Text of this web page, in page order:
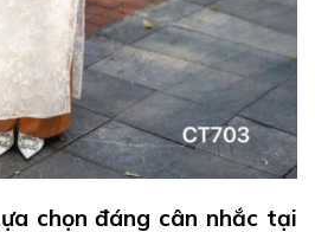
chọn đáng cân nhắc tại